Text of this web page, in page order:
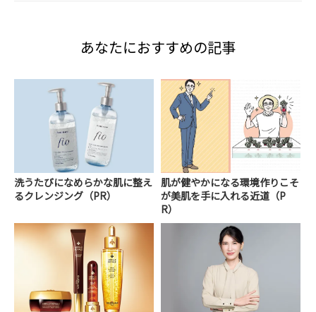
あなたにおすすめの記事
洗うたびになめらかな肌に整え
るクレンジング（PR）
肌が健やかになる環境作りこそ
が美肌を手に入れる近道（P
R）